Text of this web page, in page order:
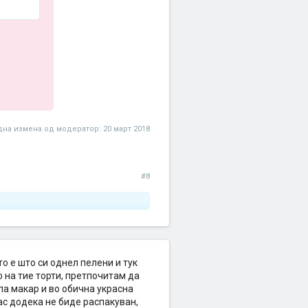
измена од модератор: 20 март 2018
#8
е што си однел пелени и тук
тие торти, претпочитам да
макар и во обична украсна
додека не биде распакуван,